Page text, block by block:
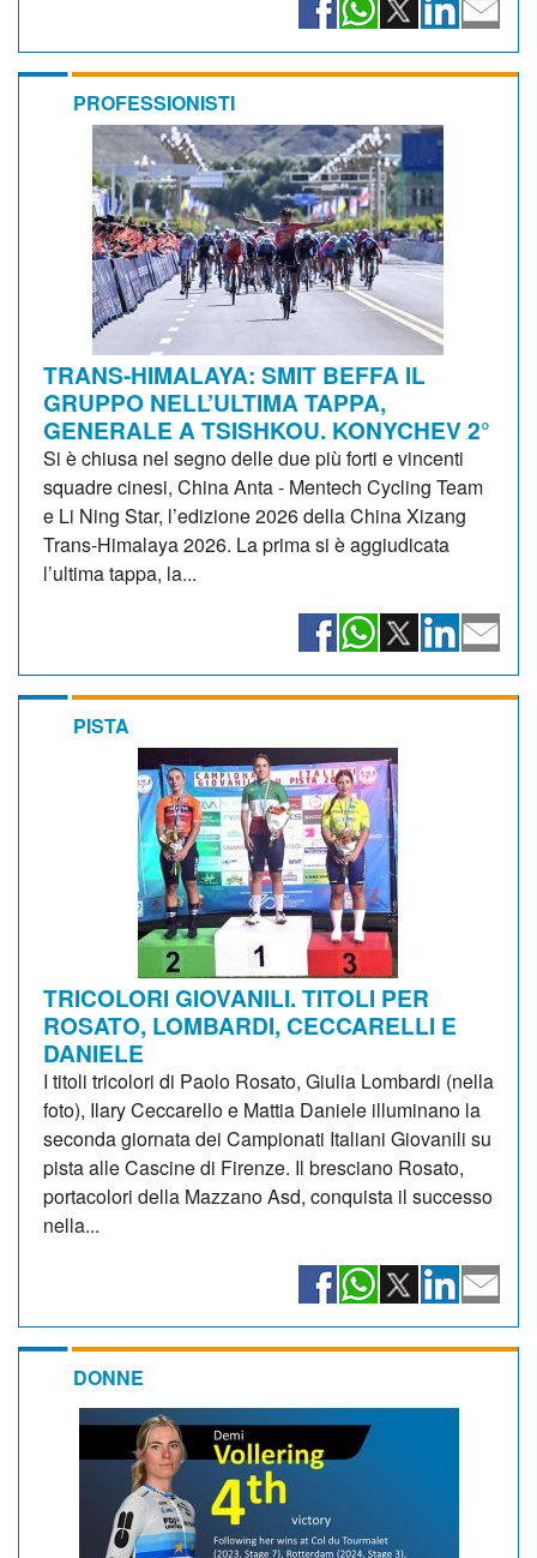
PROFESSIONISTI
TRANS-HIMALAYA: SMIT BEFFA IL
GRUPPO NELL’ULTIMA TAPPA,
GENERALE A TSISHKOU. KONYCHEV 2°
Si è chiusa nel segno delle due più forti e vincenti
squadre cinesi, China Anta - Mentech Cycling Team
e Li Ning Star, l’edizione 2026 della China Xizang
Trans-Himalaya 2026. La prima si è aggiudicata
l’ultima tappa, la...
PISTA
TRICOLORI GIOVANILI. TITOLI PER
ROSATO, LOMBARDI, CECCARELLI E
DANIELE
I titoli tricolori di Paolo Rosato, Giulia Lombardi (nella
foto), Ilary Ceccarello e Mattia Daniele illuminano la
seconda giornata dei Campionati Italiani Giovanili su
pista alle Cascine di Firenze. Il bresciano Rosato,
portacolori della Mazzano Asd, conquista il successo
nella...
DONNE